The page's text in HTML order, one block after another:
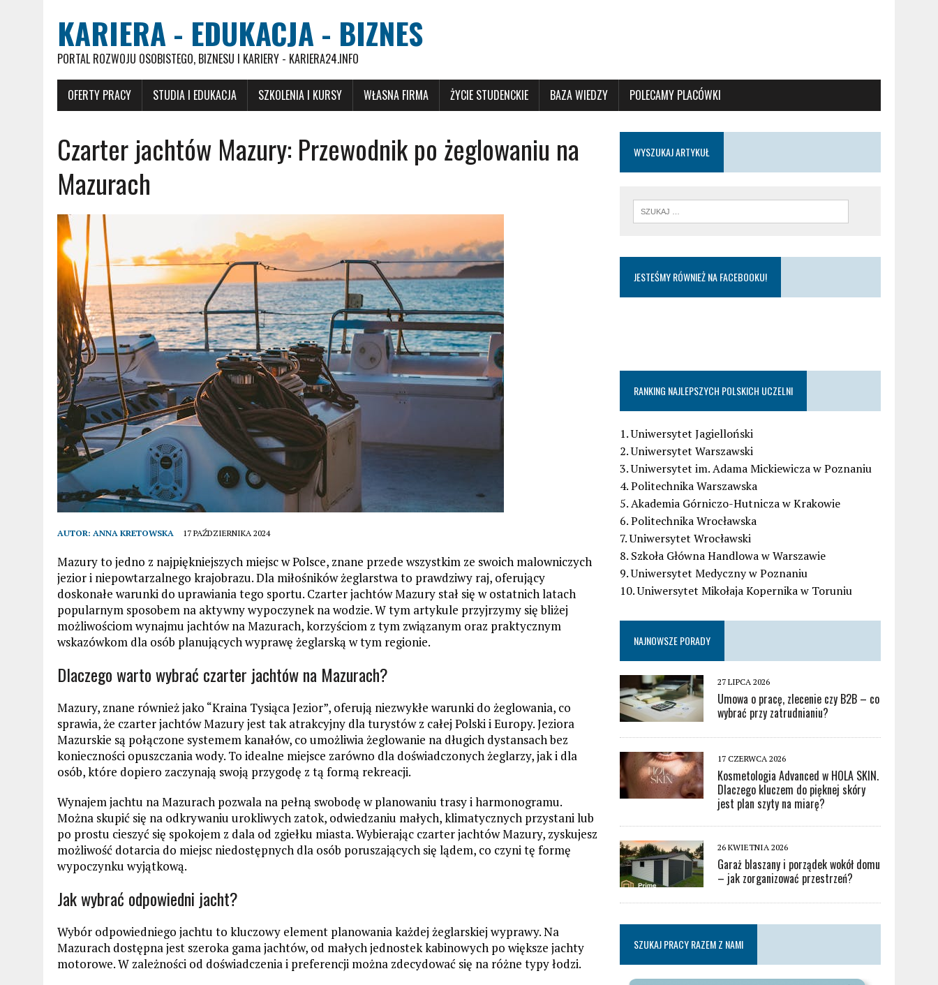
KARIERA - EDUKACJA - BIZNES
PORTAL ROZWOJU OSOBISTEGO, BIZNESU I KARIERY - KARIERA24.INFO
OFERTY PRACY STUDIA I EDUKACJA SZKOLENIA I KURSY WŁASNA FIRMA ŻYCIE STUDENCKIE BAZA WIEDZY POLECAMY PLACÓWKI
Czarter jachtów Mazury: Przewodnik po żeglowaniu na
Mazurach
AUTOR: ANNA KRETOWSKA 17 PAŹDZIERNIKA 2024
Mazury to jedno z najpiękniejszych miejsc w Polsce, znane przede wszystkim ze swoich malowniczych
jezior i niepowtarzalnego krajobrazu. Dla miłośników żeglarstwa to prawdziwy raj, oferujący
doskonałe warunki do uprawiania tego sportu. Czarter jachtów Mazury stał się w ostatnich latach
popularnym sposobem na aktywny wypoczynek na wodzie. W tym artykule przyjrzymy się bliżej
możliwościom wynajmu jachtów na Mazurach, korzyściom z tym związanym oraz praktycznym
wskazówkom dla osób planujących wyprawę żeglarską w tym regionie.
Dlaczego warto wybrać czarter jachtów na Mazurach?
Mazury, znane również jako “Kraina Tysiąca Jezior”, oferują niezwykłe warunki do żeglowania, co
sprawia, że czarter jachtów Mazury jest tak atrakcyjny dla turystów z całej Polski i Europy. Jeziora
Mazurskie są połączone systemem kanałów, co umożliwia żeglowanie na długich dystansach bez
konieczności opuszczania wody. To idealne miejsce zarówno dla doświadczonych żeglarzy, jak i dla
osób, które dopiero zaczynają swoją przygodę z tą formą rekreacji.
Wynajem jachtu na Mazurach pozwala na pełną swobodę w planowaniu trasy i harmonogramu.
Można skupić się na odkrywaniu urokliwych zatok, odwiedzaniu małych, klimatycznych przystani lub
po prostu cieszyć się spokojem z dala od zgiełku miasta. Wybierając czarter jachtów Mazury, zyskujesz
możliwość dotarcia do miejsc niedostępnych dla osób poruszających się lądem, co czyni tę formę
wypoczynku wyjątkową.
Jak wybrać odpowiedni jacht?
Wybór odpowiedniego jachtu to kluczowy element planowania każdej żeglarskiej wyprawy. Na
Mazurach dostępna jest szeroka gama jachtów, od małych jednostek kabinowych po większe jachty
motorowe. W zależności od doświadczenia i preferencji można zdecydować się na różne typy łodzi.
WYSZUKAJ ARTYKUŁ
JESTEŚMY RÓWNIEŻ NA FACEBOOKU!
RANKING NAJLEPSZYCH POLSKICH UCZELNI
1. Uniwersytet Jagielloński
2. Uniwersytet Warszawski
3. Uniwersytet im. Adama Mickiewicza w Poznaniu
4. Politechnika Warszawska
5. Akademia Górniczo-Hutnicza w Krakowie
6. Politechnika Wrocławska
7. Uniwersytet Wrocławski
8. Szkoła Główna Handlowa w Warszawie
9. Uniwersytet Medyczny w Poznaniu
10. Uniwersytet Mikołaja Kopernika w Toruniu
NAJNOWSZE PORADY
27 LIPCA 2026
Umowa o pracę, zlecenie czy B2B – co
wybrać przy zatrudnianiu?
17 CZERWCA 2026
Kosmetologia Advanced w HOLA SKIN.
Dlaczego kluczem do pięknej skóry
jest plan szyty na miarę?
26 KWIETNIA 2026
Garaż blaszany i porządek wokół domu
– jak zorganizować przestrzeń?
SZUKAJ PRACY RAZEM Z NAMI